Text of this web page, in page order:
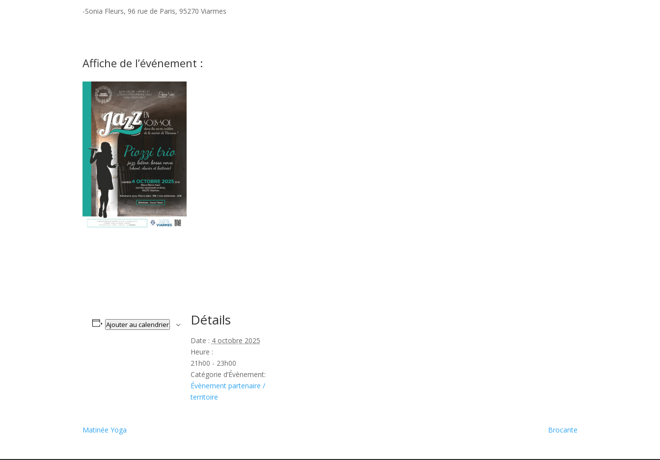
-Sonia Fleurs, 96 rue de Paris, 95270 Viarmes
Affiche de l’événement :
Ajouter au calendrier Détails
Date : 4 octobre 2025
Heure :
21h00 - 23h00
Catégorie d’Évènement:
Évènement partenaire /
territoire
Matinée Yoga Brocante